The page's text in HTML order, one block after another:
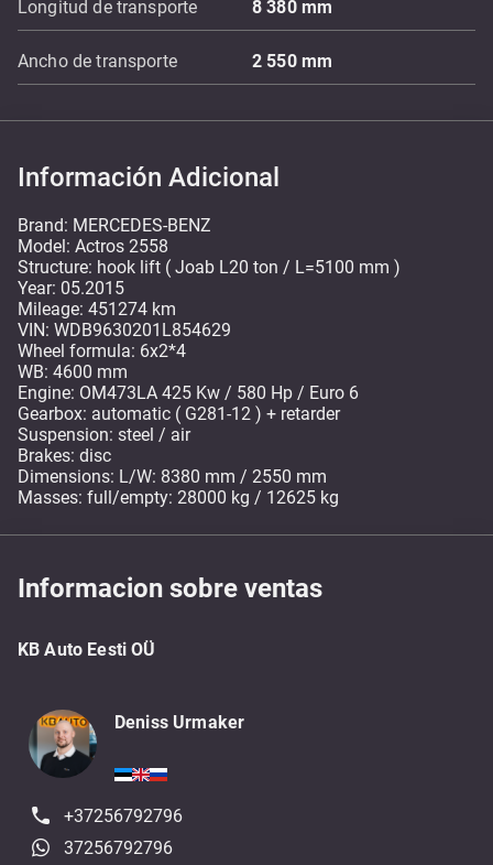
Longitud de transporte 8 380 mm
Ancho de transporte 2 550 mm
Información Adicional
Brand: MERCEDES-BENZ
Model: Actros 2558
Structure: hook lift ( Joab L20 ton / L=5100 mm )
Year: 05.2015
Mileage: 451274 km
VIN: WDB9630201L854629
Wheel formula: 6x2*4
WB: 4600 mm
Engine: OM473LA 425 Kw / 580 Hp / Euro 6
Gearbox: automatic ( G281-12 ) + retarder
Suspension: steel / air
Brakes: disc
Dimensions: L/W: 8380 mm / 2550 mm
Masses: full/empty: 28000 kg / 12625 kg
Informacion sobre ventas
KB Auto Eesti OÜ
Deniss Urmaker
+37256792796
37256792796